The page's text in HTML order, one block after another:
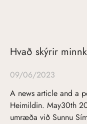
Hvað skýrir
09/06/2023
A news article and a
Heimildin. May30th
umræða við Sunnu